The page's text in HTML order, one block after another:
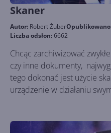
Skaner
Autor: Robert Żuber
Liczba odsłon:6662
Chcąc zarchiwizować
czy inne dokumenty,
tego dokonać jest użycie
urządzenie w działaniu
jego instalacja w systemie